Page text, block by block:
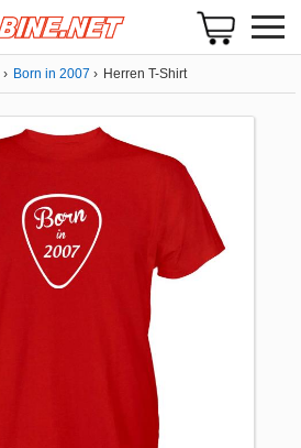
Born in 2007 Herren T-Shirt